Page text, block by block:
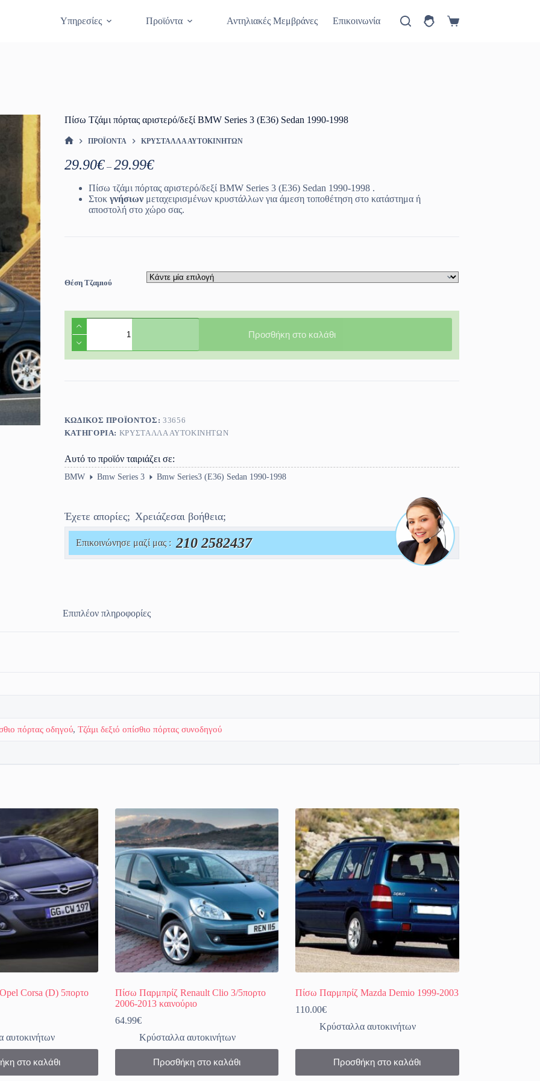
Υπηρεσίες Προϊόντα Αντηλιακές Μεμβράνες Επικοινωνία
Καλάθι
Πίσω Τζάμι πόρτας αριστερό/δεξί BMW Series 3 (E36) Sedan 1990-1998
ΠΡΟΪΌΝΤΑ ΚΡΎΣΤΑΛΛΑ ΑΥΤΟΚΙΝΉΤΩΝ
29.90€ – 29.99€Price
range:
through
29.99€
Πίσω τζάμι πόρτας αριστερό/δεξί BMW Series 3 (E36) Sedan 1990-1998 .
Στοκ γνήσιωνμεταχειρισμένων κρυστάλλων για άμεση τοποθέτηση στο κατάστημα ή
αποστολή στο χώρο σας.
Θέση Τζαμιού
Τζάμι
πόρτας
αριστερό/
1990-
1998
Προσθήκη στο καλάθι
ΚΩΔΙΚΌΣ ΠΡΟΪΌΝΤΟΣ: 33656
ΚΑΤΗΓΟΡΊΑ: ΚΡΎΣΤΑΛΛΑ ΑΥΤΟΚΙΝΉΤΩΝ
Αυτό το προϊόν ταιριάζει σε:
BMW Bmw Series 3 Bmw Series3 (E36) Sedan 1990-1998
Έχετε απορίες; Χρειάζεσαι βοήθεια;
Επικοινώνησε μαζί μας : 210 2582437
Επιπλέον πληροφορίες
πόρτας οδηγού, Τζάμι δεξιό οπίσθιο πόρτας συνοδηγού
Corsa (D) 5πορτο
αυτοκινήτων
στο καλάθι
Πίσω Παρμπρίζ Renault Clio 3/5πορτο
2006-2013 καινούριο
64.99€
Κρύσταλλα αυτοκινήτων
Προσθήκη στο καλάθι
Πίσω Παρμπρίζ Mazda Demio 1999-2003
110.00€
Κρύσταλλα αυτοκινήτων
Προσθήκη στο καλάθι